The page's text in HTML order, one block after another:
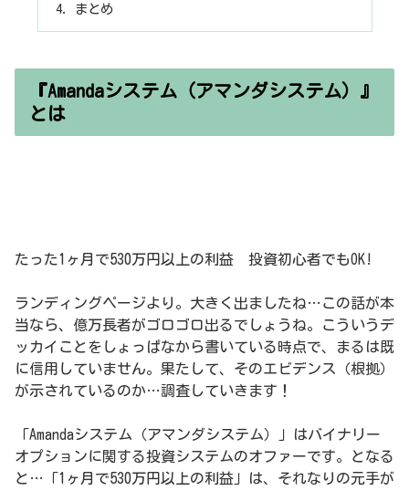
まとめ
『Amandaシステム（アマンダシステム）』
とは
たった1ヶ月で530万円以上の利益 投資初心者でもOK!
ランディングページより。大きく出ましたね…この話が本
当なら、億万長者がゴロゴロ出るでしょうね。こういうデ
ッカイことをしょっぱなから書いている時点で、まるは既
に信用していません。果たして、そのエビデンス（根拠）
が示されているのか…調査していきます！
「Amandaシステム（アマンダシステム）」はバイナリー
オプションに関する投資システムのオファーです。となる
と…「1ヶ月で530万円以上の利益」は、それなりの元手が